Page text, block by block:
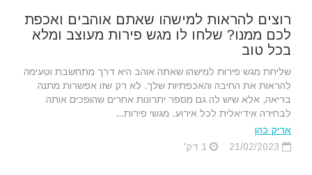
רוצים להראות למישהו שאתם אוהבים ואכפת
לכם ממנו? שלחו לו מגש פירות מעוצב ומלא
בכל טוב
שליחת מגש פירות למישהו שאתה אוהב היא דרך מתחשבת וטעימה
להראות את החיבה והאכפתיות שלך. לא רק שזו אפשרות מתנה
בריאה, אלא שיש לה גם מספר יתרונות אחרים שהופכים אותה
לבחירה אידיאלית לכל אירוע. מגשי פירות...
אריק כהן